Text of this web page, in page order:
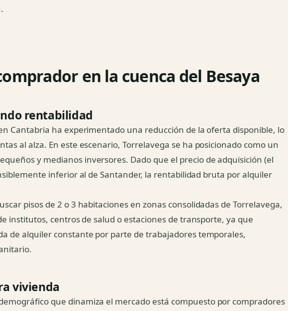
en la cuenca del Besaya
rentabilidad
Cantabria ha experimentado una reducción de la oferta disponible, lo
al alza. En este escenario, Torrelavega se ha posicionado como un
y medianos inversores. Dado que el precio de adquisición (el
inferior al de Santander, la rentabilidad bruta por alquiler
pisos de 2 o 3 habitaciones en zonas consolidadas de Torrelavega,
institutos, centros de salud o estaciones de transporte, ya que
de alquiler constante por parte de trabajadores temporales,
vivienda
que dinamiza el mercado está compuesto por compradores